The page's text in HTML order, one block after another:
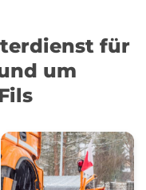
für
um